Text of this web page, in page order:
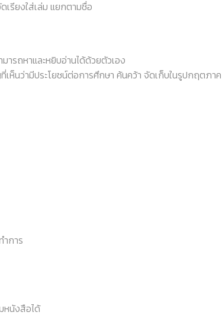
รียงใส่เล่ม แยกตามชื่อ
รถหาและหยิบอ่านได้ด้วยตัวเอง
ว่ามีประโยชน์ต่อการศึกษา ค้นคว้า จัดเก็บในรูปกฤตภา
การ
หนังสือได้